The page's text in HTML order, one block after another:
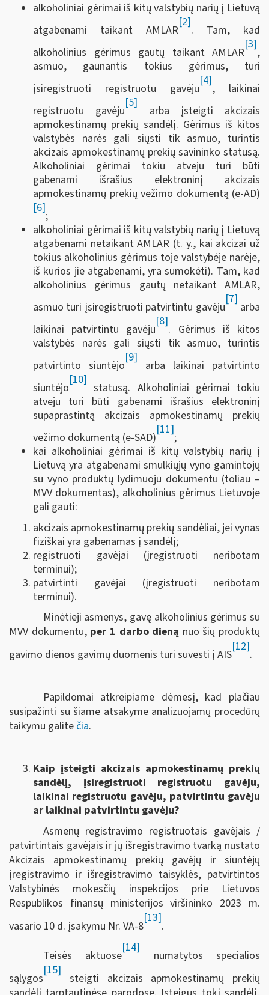
alkoholiniai gėrimai iš kitų valstybių narių į Lietuvą
atgabenami taikant AMLAR
[2]
. Tam, kad
alkoholinius gėrimus gautų taikant AMLAR
[3]
,
asmuo, gaunantis tokius gėrimus, turi
įsiregistruoti registruotu gavėju
[4]
, laikinai
registruotu gavėju
[5]
arba įsteigti akcizais
apmokestinamų prekių sandėlį. Gėrimus iš kitos
valstybės narės gali siųsti tik asmuo, turintis
akcizais apmokestinamų prekių savininko statusą.
Alkoholiniai gėrimai tokiu atveju turi būti
gabenami išrašius elektroninį akcizais
apmokestinamų prekių vežimo dokumentą (e-AD)
[6]
;
alkoholiniai gėrimai iš kitų valstybių narių į Lietuvą
atgabenami netaikant AMLAR (t. y., kai akcizai už
tokius alkoholinius gėrimus toje valstybėje narėje,
iš kurios jie atgabenami, yra sumokėti). Tam, kad
alkoholinius gėrimus gautų netaikant AMLAR,
asmuo turi įsiregistruoti patvirtintu gavėju
[7]
arba
laikinai patvirtintu gavėju
[8]
. Gėrimus iš kitos
valstybės narės gali siųsti tik asmuo, turintis
patvirtinto siuntėjo
[9]
arba laikinai patvirtinto
siuntėjo
[10]
statusą. Alkoholiniai gėrimai tokiu
atveju turi būti gabenami išrašius elektroninį
supaprastintą akcizais apmokestinamų prekių
vežimo dokumentą (e-SAD)
[11]
;
kai alkoholiniai gėrimai iš kitų valstybių narių į
Lietuvą yra atgabenami smulkiųjų vyno gamintojų
su vyno produktų lydimuoju dokumentu (toliau –
MVV dokumentas), alkoholinius gėrimus Lietuvoje
gali gauti:
akcizais apmokestinamų prekių sandėliai, jei vynas
fiziškai yra gabenamas į sandėlį;
registruoti gavėjai (įregistruoti neribotam
terminui);
patvirtinti gavėjai (įregistruoti neribotam
terminui).
Minėtieji asmenys, gavę alkoholinius gėrimus su
MVV dokumentu, per 1 darbo dieną nuo šių produktų
gavimo dienos gavimų duomenis turi suvesti į AIS
[12]
.
Papildomai atkreipiame dėmesį, kad plačiau
susipažinti su šiame atsakyme analizuojamų procedūrų
taikymu galite čia.
Kaip įsteigti akcizais apmokestinamų prekių
sandėlį, įsiregistruoti registruotu gavėju,
laikinai registruotu gavėju, patvirtintu gavėju
ar laikinai patvirtintu gavėju?
Asmenų registravimo registruotais gavėjais /
patvirtintais gavėjais ir jų išregistravimo tvarką nustato
Akcizais apmokestinamų prekių gavėjų ir siuntėjų
įregistravimo ir išregistravimo taisyklės, patvirtintos
Valstybinės mokesčių inspekcijos prie Lietuvos
Respublikos finansų ministerijos viršininko 2023 m.
vasario 10 d. įsakymu Nr. VA-8
[13]
.
Teisės aktuose
[14]
numatytos specialios
sąlygos
[15]
steigti akcizais apmokestinamų prekių